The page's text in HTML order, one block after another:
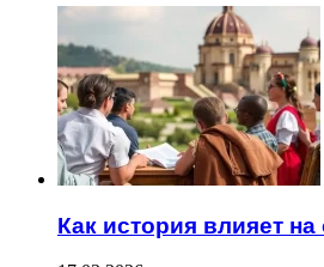
Как история влияет